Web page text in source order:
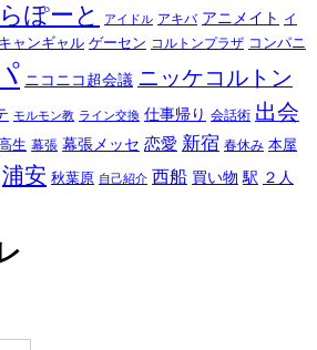
ぽーと アイドル アキバ アニメイト イ
キャンギャル ゲーセン コルトンプラザ コンパニ
ニコニコ超会議 ニッケコルトン
モルモン教 ライン交換 仕事帰り 会話術 出会
生 幕張 幕張メッセ 恋愛 新宿 春休み 本屋
浦安 秋葉原 自己紹介 西船 買い物 駅 ２人